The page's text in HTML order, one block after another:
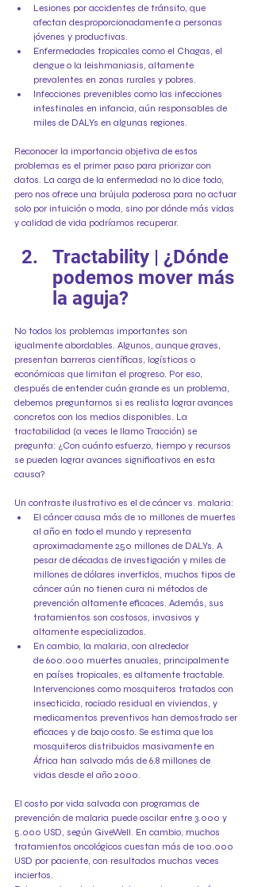
Lesiones por accidentes de tránsito, que
afectan desproporcionadamente a personas
jóvenes y productivas.
Enfermedades tropicales como el Chagas, el
dengue o la leishmaniasis, altamente
prevalentes en zonas rurales y pobres.
Infecciones prevenibles como las infecciones
intestinales en infancia, aún responsables de
miles de DALYs en algunas regiones.
Reconocer la importancia objetiva de estos
problemas es el primer paso para priorizar con
datos. La carga de la enfermedad no lo dice todo,
pero nos ofrece una brújula poderosa para no actuar
solo por intuición o moda, sino por dónde más vidas
y calidad de vida podríamos recuperar.
Tractability | ¿Dónde
podemos mover más
la aguja?
No todos los problemas importantes son
igualmente abordables. Algunos, aunque graves,
presentan barreras científicas, logísticas o
económicas que limitan el progreso. Por eso,
después de entender cuán grande es un problema,
debemos preguntarnos si es realista lograr avances
concretos con los medios disponibles. La
tractabilidad (a veces le llamo Tracción) se
pregunta: ¿Con cuánto esfuerzo, tiempo y recursos
se pueden lograr avances significativos en esta
causa?
Un contraste ilustrativo es el de cáncer vs. malaria:
El cáncer causa más de 10 millones de muertes
al año en todo el mundo y representa
aproximadamente 250 millones de DALYs. A
pesar de décadas de investigación y miles de
millones de dólares invertidos, muchos tipos de
cáncer aún no tienen cura ni métodos de
prevención altamente eficaces. Además, sus
tratamientos son costosos, invasivos y
altamente especializados.
En cambio, la malaria, con alrededor
de 600.000 muertes anuales, principalmente
en países tropicales, es altamente tractable.
Intervenciones como mosquiteros tratados con
insecticida, rociado residual en viviendas, y
medicamentos preventivos han demostrado ser
eficaces y de bajo costo. Se estima que los
mosquiteros distribuidos masivamente en
África han salvado más de 6.8 millones de
vidas desde el año 2000.
El costo por vida salvada con programas de
prevención de malaria puede oscilar entre 3.000 y
5.000 USD, según GiveWell. En cambio, muchos
tratamientos oncológicos cuestan más de 100.000
USD por paciente, con resultados muchas veces
inciertos.